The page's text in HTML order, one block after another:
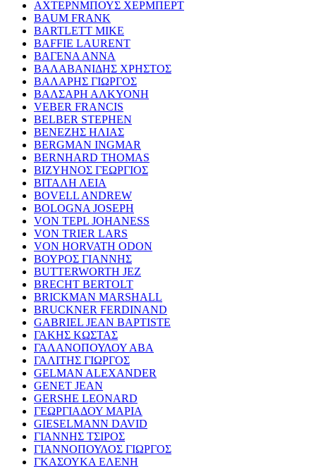
ΑΧΤΕΡΝΜΠΟΥΣ ΧΕΡΜΠΕΡΤ
BAUM FRANK
BARTLETT MIKE
BAFFIE LAURENT
ΒΑΓΕΝΑ ΑΝΝΑ
ΒΑΛΑΒΑΝΙΔΗΣ ΧΡΗΣΤΟΣ
ΒΑΛΑΡΗΣ ΓΙΩΡΓΟΣ
ΒΑΛΣΑΡΗ ΑΛΚΥΟΝΗ
VEBER FRANCIS
BELBER STEPHEN
ΒΕΝΕΖΗΣ ΗΛΙΑΣ
BERGMAN INGMAR
BERNHARD THOMAS
ΒΙΖΥΗΝΟΣ ΓΕΩΡΓΙΟΣ
ΒΙΤΑΛΗ ΛΕΙΑ
BOVELL ANDREW
BOLOGNA JOSEPH
VON TEPL JOHANESS
VON TRIER LARS
VON HORVATH ODON
ΒΟΥΡΟΣ ΓΙΑΝΝΗΣ
BUTTERWORTH JEZ
BRECHT BERTOLT
BRICKMAN MARSHALL
BRUCKNER FERDINAND
GABRIEL JEAN BAPTISTE
ΓΑΚΗΣ ΚΩΣΤΑΣ
ΓΑΛΑΝΟΠΟΥΛΟΥ ΑΒΑ
ΓΑΛΙΤΗΣ ΓΙΩΡΓΟΣ
GELMAN ALEXANDER
GENET JEAN
GERSHE LEONARD
ΓΕΩΡΓΙΑΔΟΥ ΜΑΡΙΑ
GIESELMANN DAVID
ΓΙΑΝΝΗΣ ΤΣΙΡΟΣ
ΓΙΑΝΝΟΠΟΥΛΟΣ ΓΙΩΡΓΟΣ
ΓΚΑΣΟΥΚΑ ΕΛΕΝΗ